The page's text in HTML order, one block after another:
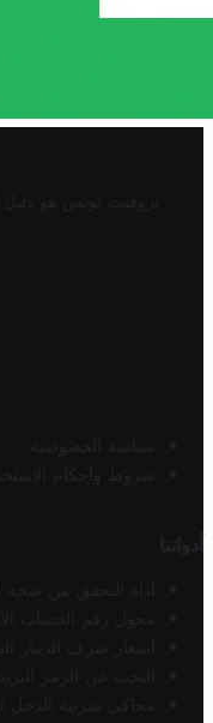
تروفيت تونس هو
سياسة الخصوصية
شروط وأحكام
أدواتنا
أداة التحقق من صحة
محول رقم الحساب
أسعار صرف الدينار
البحث عن الرمز
محاكي ضريبة الدخل